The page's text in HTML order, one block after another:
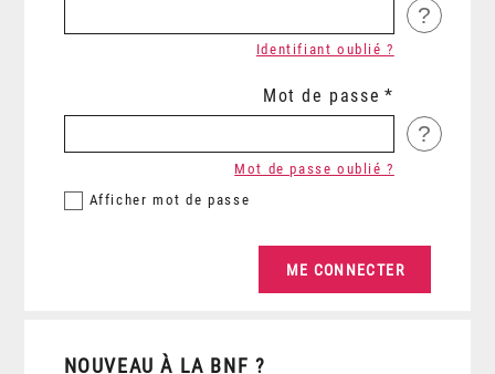
?
Identifiant oublié ?
Mot de passe
?
Afficher mot de passe
Mot de passe oublié ?
NOUVEAU À LA BNF ?